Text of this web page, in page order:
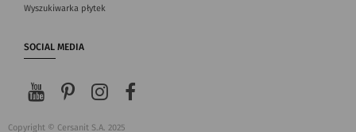
Wyszukiwarka płytek
SOCIAL MEDIA
Copyright © Cersanit S.A. 2025